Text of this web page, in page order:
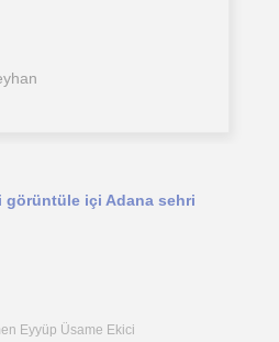
görüntüle içi Adana sehri
Eyyüp Üsame Ekici